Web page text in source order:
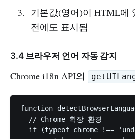
기본값(영어)이 HTML에
전에도 표시됨
3.4 브라우저 언어 자동 감지
Chrome i18n API의
function
  // Chrome 확장 환경
if (typeof chrome !==